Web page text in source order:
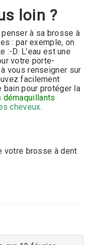
loin ?
à sa brosse à
: par exemple, on
:-D. L’eau est une
votre porte-
vous renseigner sur
facilement
pour protéger la
démaquillants
cheveux.
votre brosse à dent